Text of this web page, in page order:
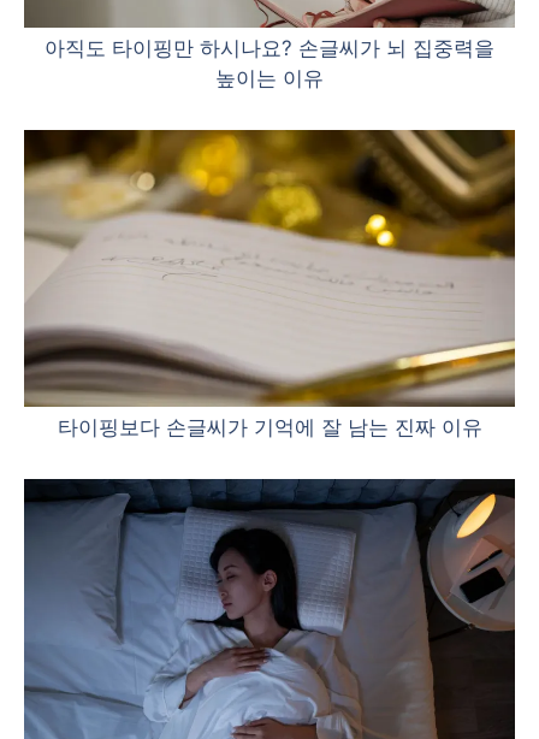
아직도 타이핑만 하시나요? 손글씨가 뇌 집중력을
높이는 이유
타이핑보다 손글씨가 기억에 잘 남는 진짜 이유